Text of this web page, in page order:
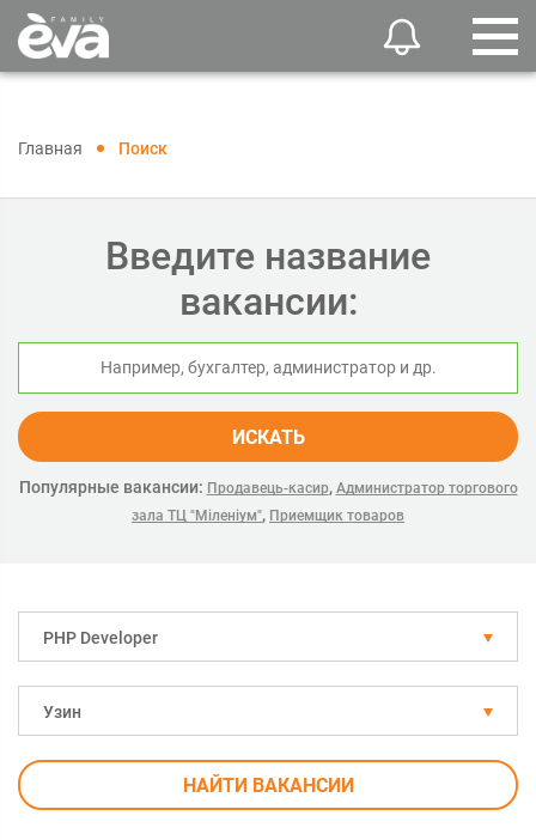
Главная Поиск
Введите название
вакансии:
ИСКАТЬ
Популярные вакансии: Продавець-касир, Администратор торгового
зала ТЦ "Міленіум", Приемщик товаров
PHP Developer
Узин
НАЙТИ ВАКАНСИИ